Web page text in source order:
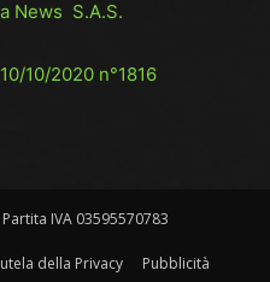
News S.A.S.
10/2020 n°1816
IVA 03595570783
della Privacy Pubblicità